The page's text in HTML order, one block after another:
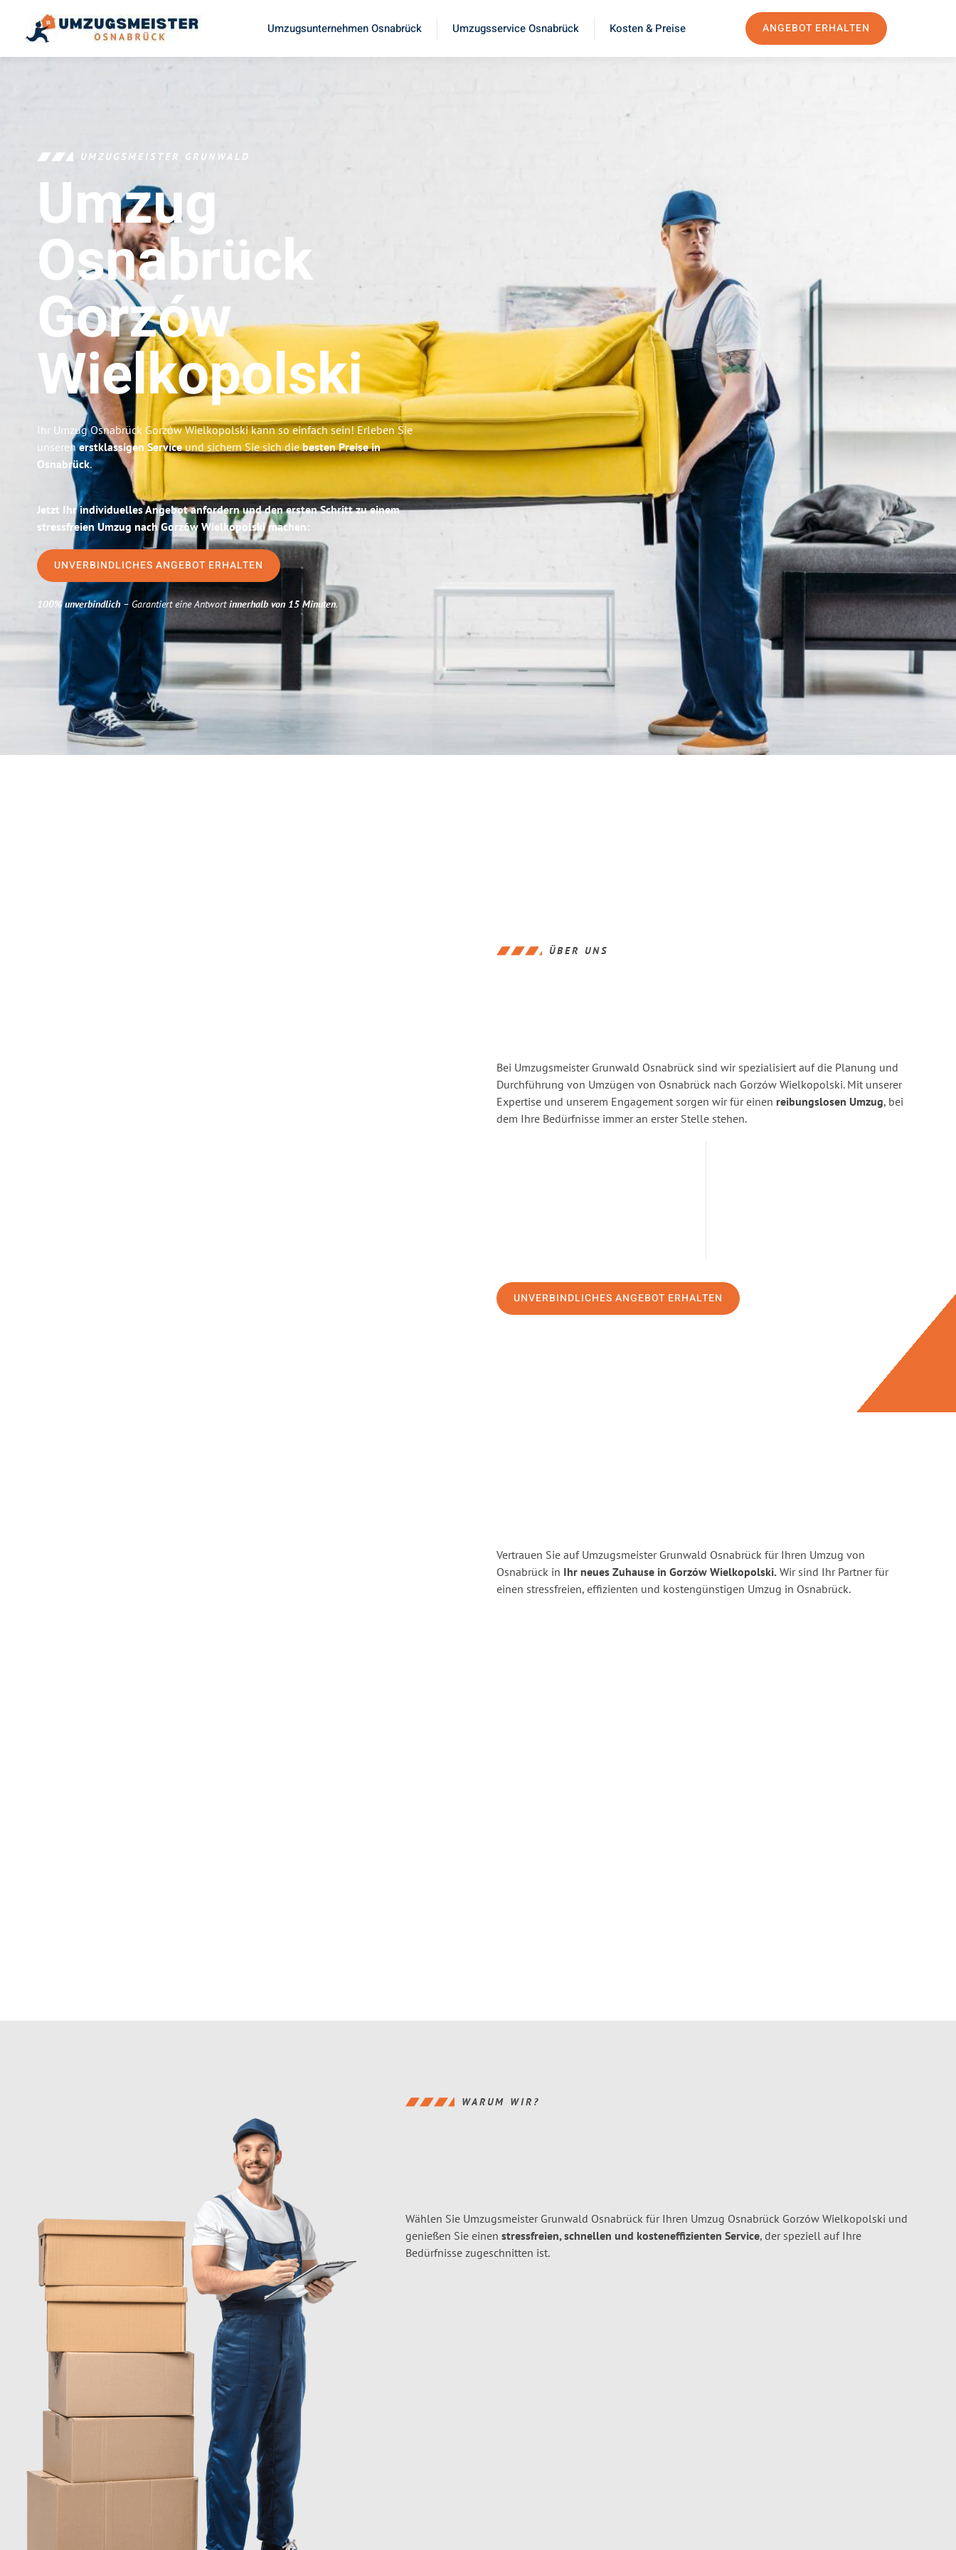
Umzugsunternehmen Osnabrück Umzugsservice Osnabrück Kosten & Preise ANGEBOT ERHALTEN
UMZUGSMEISTER GRUNWALD
Umzug
Osnabrück
Gorzów
Wielkopolski
Ihr Umzug Osnabrück Gorzów Wielkopolski kann so einfach sein! Erleben Sie
unserenerstklassigen Serviceund sichern Sie sich diebesten Preise in
Osnabrück.
Jetzt Ihr individuelles Angebot anfordern und den ersten Schritt zu einem
stressfreien Umzug nach Gorzów Wielkopolski machen:
UNVERBINDLICHES ANGEBOT ERHALTEN
100% unverbindlich– Garantiert eine Antwortinnerhalb von 15 Minuten.
ÜBER UNS
Bei Umzugsmeister Grunwald Osnabrück sind wir spezialisiert auf die Planung und
Durchführung von Umzügen von Osnabrück nach Gorzów Wielkopolski. Mit unserer
Expertise und unserem Engagement sorgen wir für einen reibungslosen Umzug, bei
dem Ihre Bedürfnisse immer an erster Stelle stehen.
UNVERBINDLICHES ANGEBOT ERHALTEN
Vertrauen Sie auf Umzugsmeister Grunwald Osnabrück für Ihren Umzug von
Osnabrück in Ihr neues Zuhause in Gorzów Wielkopolski. Wir sind Ihr Partner für
einen stressfreien, effizienten und kostengünstigen Umzug in Osnabrück.
WARUM WIR?
Wählen Sie Umzugsmeister Grunwald Osnabrück für Ihren Umzug Osnabrück Gorzów Wielkopolski und
genießen Sie einen stressfreien, schnellen und kosteneffizienten Service, der speziell auf Ihre
Bedürfnisse zugeschnitten ist.